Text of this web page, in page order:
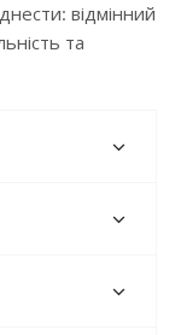
відмінний
та